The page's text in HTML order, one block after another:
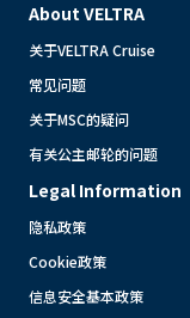
About VELTRA
关于VELTRA Cruise
常见问题
关于MSC的疑问
有关公主邮轮的问题
Legal Information
隐私政策
Cookie政策
信息安全基本政策